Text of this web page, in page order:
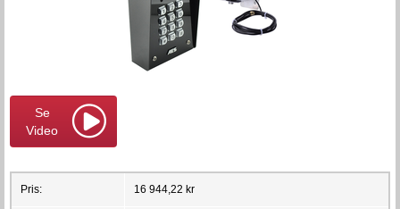
Se
Video
Pris: 16 944,22 kr